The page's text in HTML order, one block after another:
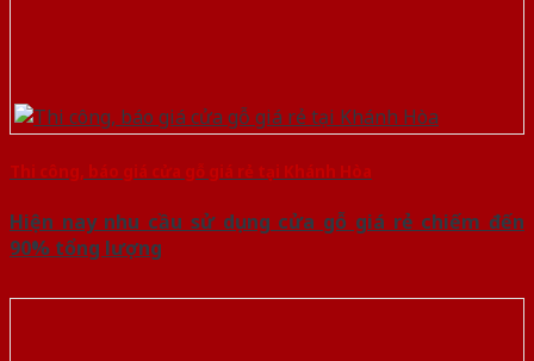
Thi công, báo giá cửa gỗ giá rẻ tại Khánh Hòa
Hiện nay nhu cầu sử dụng cửa gỗ giá rẻ chiếm đến
90% tổng lượng